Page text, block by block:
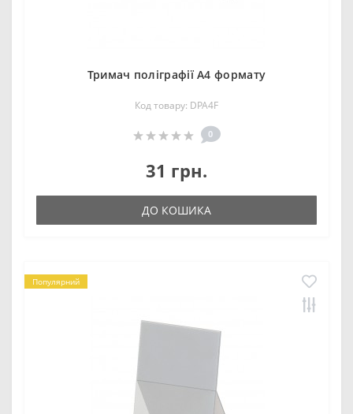
Тримач поліграфії А4 формату
Код товару: DPA4F
0
31 грн.
ДО КОШИКА
Популярний